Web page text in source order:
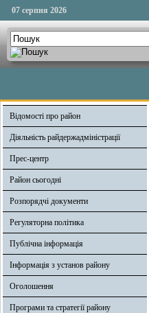
07 серпня 2026
Відомості про район
Діяльність райдержадміністрації
Прес-центр
Район сьогодні
Розпорядчі документи
Регуляторна політика
Публічна інформація
Інформація з установ району
Оголошення
Програми та стратегії району